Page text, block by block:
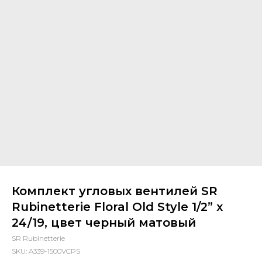
Комплект угловых вентилей SR
Rubinetterie Floral Old Style 1/2” x
24/19, цвет черный матовый
SR Rubinetterie
SKU: A339-1500VCPS